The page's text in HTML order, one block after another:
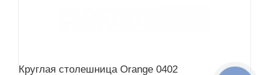
Круглая столешница Orange 0402